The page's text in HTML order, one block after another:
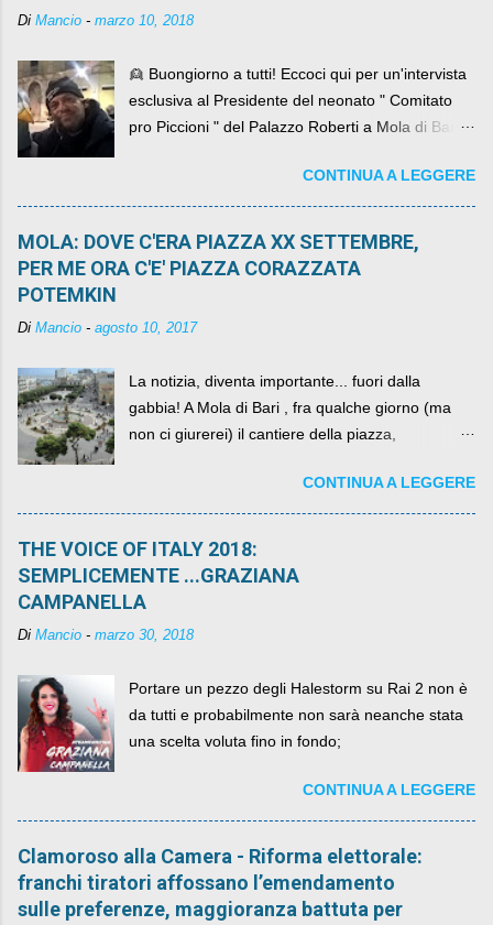
Di Mancio - marzo 10, 2018
👱 Buongiorno a tutti! Eccoci qui per un'intervista
esclusiva al Presidente del neonato " Comitato
pro Piccioni " del Palazzo Roberti a Mola di Bari ,
come definirlo... signor?....CONTINUA A LEGGERE
MOLA: DOVE C'ERA PIAZZA XX SETTEMBRE,
PER ME ORA C'E' PIAZZA CORAZZATA
POTEMKIN
Di Mancio - agosto 10, 2017
La notizia, diventa importante... fuori dalla
gabbia! A Mola di Bari , fra qualche giorno (ma
non ci giurerei) il cantiere della piazza,
per un numero esorbitante di mesi, non ci sarà
più. C'era una volta Piazza XX Settembre ,
CONTINUA A LEGGERE
THE VOICE OF ITALY 2018:
SEMPLICEMENTE ...GRAZIANA
CAMPANELLA
Di Mancio - marzo 30, 2018
Portare un pezzo degli Halestorm su Rai 2 non è
da tutti e probabilmente non sarà neanche stata
una scelta voluta fino in fondo;
CONTINUA A LEGGERE
Clamoroso alla Camera - Riforma elettorale:
franchi tiratori affossano l’emendamento
sulle preferenze, maggioranza battuta per